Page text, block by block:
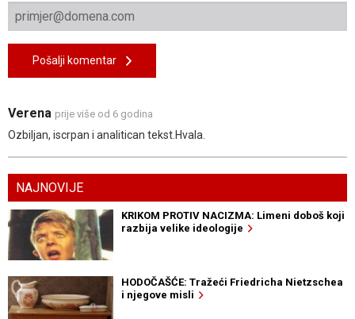
Pošalji komentar
Verena prije više od 6 godina
Ozbiljan, iscrpan i analitican tekst.Hvala.
NAJNOVIJE
KRIKOM PROTIV NACIZMA: Limeni doboš koji
razbija velike ideologije
HODOČAŠĆE: Tražeći Friedricha Nietzschea
i njegove misli